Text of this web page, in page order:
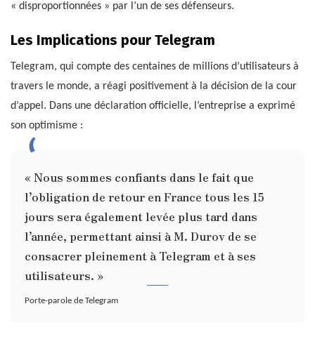
« disproportionnées » par l’un de ses défenseurs.
Les Implications pour Telegram
Telegram, qui compte des centaines de millions d’utilisateurs à
travers le monde, a réagi positivement à la décision de la cour
d’appel. Dans une déclaration officielle, l’entreprise a exprimé
son optimisme :
« Nous sommes confiants dans le fait que
l’obligation de retour en France tous les 15
jours sera également levée plus tard dans
l’année, permettant ainsi à M. Durov de se
consacrer pleinement à Telegram et à ses
utilisateurs. »
Porte-parole de Telegram